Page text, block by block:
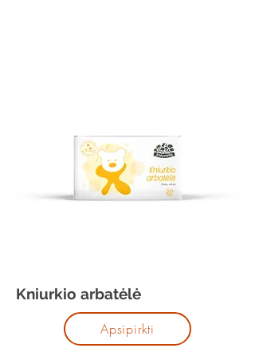
Kniurkio arbatėlė
Apsipirkti